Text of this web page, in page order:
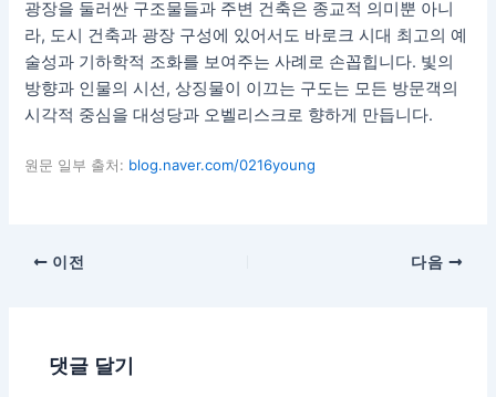
광장을 둘러싼 구조물들과 주변 건축은 종교적 의미뿐 아니
라, 도시 건축과 광장 구성에 있어서도 바로크 시대 최고의 예
술성과 기하학적 조화를 보여주는 사례로 손꼽힙니다. 빛의
방향과 인물의 시선, 상징물이 이끄는 구도는 모든 방문객의
시각적 중심을 대성당과 오벨리스크로 향하게 만듭니다.
원문 일부 출처: blog.naver.com/0216young
이전 다음
댓글 달기